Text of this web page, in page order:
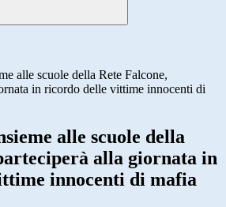
alle scuole della Rete Falcone,
in ricordo delle vittime innocenti di
alle scuole della
alla giornata in
innocenti di mafia